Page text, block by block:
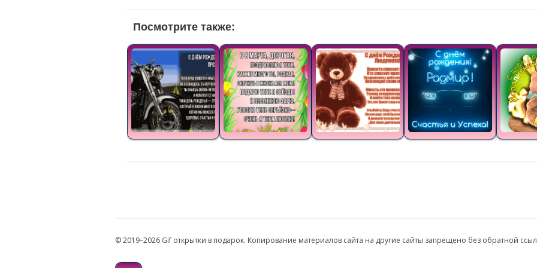
Посмотрите также:
© 2019–2026 Gif открытки в подарок. Копирование материалов сайта на другие сайты запрещено без обратной